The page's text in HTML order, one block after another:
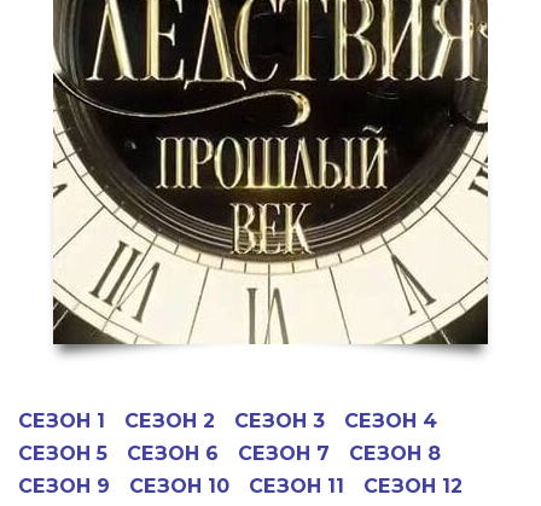
СЕЗОН 1 СЕЗОН 2 СЕЗОН 3
СЕЗОН 4
СЕЗОН 5
СЕЗОН 6 СЕЗОН 7
СЕЗОН 8
СЕЗОН 9
СЕЗОН 10 СЕЗОН 11
СЕЗОН 12